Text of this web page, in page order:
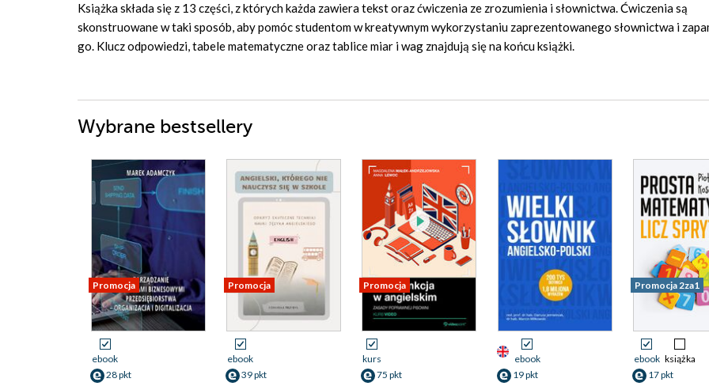
Książka składa się z 13 części, z których każda zawiera tekst oraz ćwiczenia ze zrozumienia i słownictwa. Ćwiczenia są
skonstruowane w taki sposób, aby pomóc studentom w kreatywnym wykorzystaniu zaprezentowanego słownictwa i
go. Klucz odpowiedzi, tabele matematyczne oraz tablice miar i wag znajdują się na końcu książki.
Wybrane bestsellery
Promocja
ebook
28 pkt
Promocja
ebook
39 pkt
Promocja
kurs
75 pkt
ebook
19 pkt
Promocja 2za1
ebook książka
17 pkt